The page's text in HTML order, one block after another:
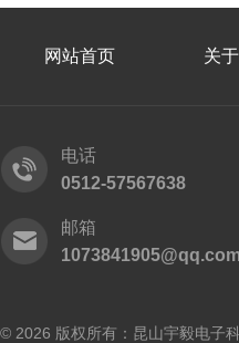
网站首页 关
电话
0512-57567638
邮箱
© 2026 版权所有：昆山宇毅电子